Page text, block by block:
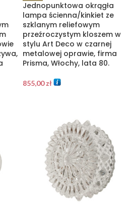
Jednopunktowa okrągła
lampa ścienna/kinkiet ze
szklanym reliefowym
przeźroczystym kloszem w
stylu Art Deco w czarnej
metalowej oprawie, firma
Prisma, Włochy, lata 80.
855,00zł